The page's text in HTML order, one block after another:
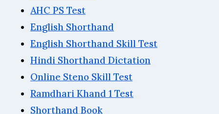
AHC PS Test
English Shorthand
English Shorthand Skill Test
Hindi Shorthand Dictation
Online Steno Skill Test
Ramdhari Khand 1 Test
Shorthand Book